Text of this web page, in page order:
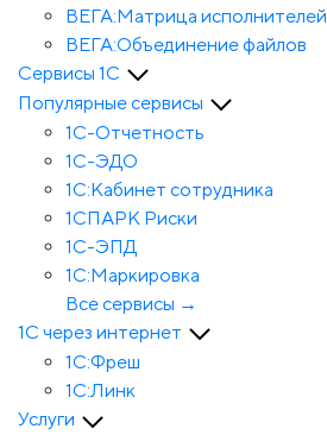
ВЕГА:Матрица исполнителей
ВЕГА:Объединение файлов
Сервисы 1С
Популярные сервисы
1С-Отчет­ность
1С-ЭДО
1С:Кабинет сотрудника
1СПАРК Риски
1С-ЭПД
1С:Маркировка
Все сервисы →
1С через интернет
1С:Фреш
1С:Линк
Услуги